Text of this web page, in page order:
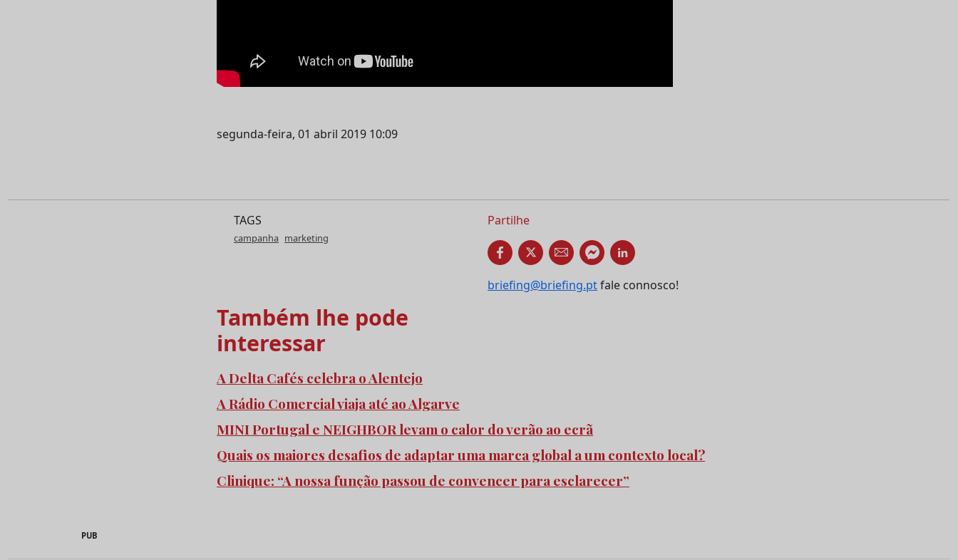
segunda-feira, 01 abril 2019 10:09
TAGS
campanha marketing
Partilhe
briefing@briefing.ptfale connosco!
Também lhe pode
interessar
A Delta Cafés celebra o Alentejo
A Rádio Comercial viaja até ao Algarve
MINI Portugal e NEIGHBOR levam o calor do verão ao ecrã
Quais os maiores desafios de adaptar uma marca global a um contexto local?
Clinique: “A nossa função passou de convencer para esclarecer”
PUB